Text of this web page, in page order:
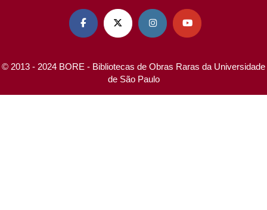
   
© 2013 - 2024 BORE - Bibliotecas de Obras Raras da Universidade
de São Paulo